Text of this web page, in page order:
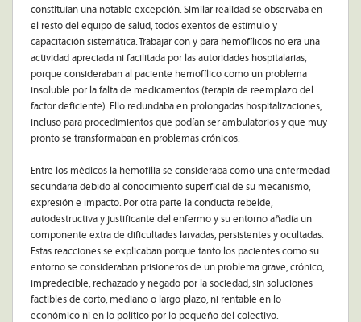
constituían una notable excepción. Similar realidad se observaba en
el resto del equipo de salud, todos exentos de estímulo y
capacitación sistemática. Trabajar con y para hemofílicos no era una
actividad apreciada ni facilitada por las autoridades hospitalarias,
porque consideraban al paciente hemofílico como un problema
insoluble por la falta de medicamentos (terapia de reemplazo del
factor deficiente). Ello redundaba en prolongadas hospitalizaciones,
incluso para procedimientos que podían ser ambulatorios y que muy
pronto se transformaban en problemas crónicos.
Entre los médicos la hemofilia se consideraba como una enfermedad
secundaria debido al conocimiento superficial de su mecanismo,
expresión e impacto. Por otra parte la conducta rebelde,
autodestructiva y justificante del enfermo y su entorno añadía un
componente extra de dificultades larvadas, persistentes y ocultadas.
Estas reacciones se explicaban porque tanto los pacientes como su
entorno se consideraban prisioneros de un problema grave, crónico,
impredecible, rechazado y negado por la sociedad, sin soluciones
factibles de corto, mediano o largo plazo, ni rentable en lo
económico ni en lo político por lo pequeño del colectivo.